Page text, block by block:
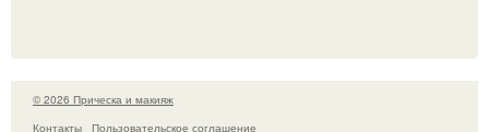
© 2026 Прическа и макияж
Контакты
Пользовательское соглашение